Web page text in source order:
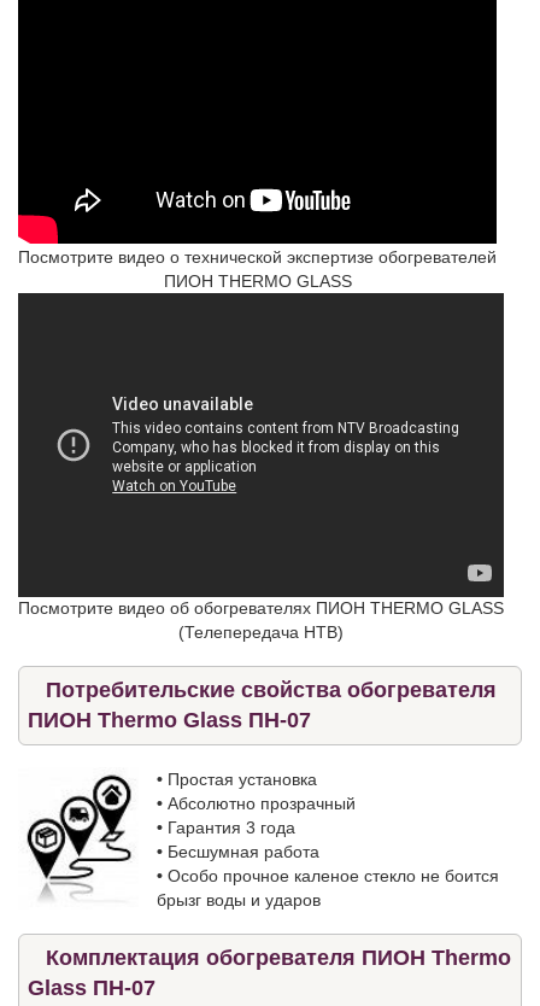
Посмотрите видео о технической экспертизе обогревателей
ПИОН THERMO GLASS
Посмотрите видео об обогревателях ПИОН THERMO GLASS
(Телепередача НТВ)
Потребительские свойства обогревателя
ПИОН Thermo Glass ПН-07
• Простая установка
• Абсолютно прозрачный
• Гарантия 3 года
• Бесшумная работа
• Особо прочное каленое стекло не боится
брызг воды и ударов
Комплектация обогревателя ПИОН Thermo
Glass ПН-07